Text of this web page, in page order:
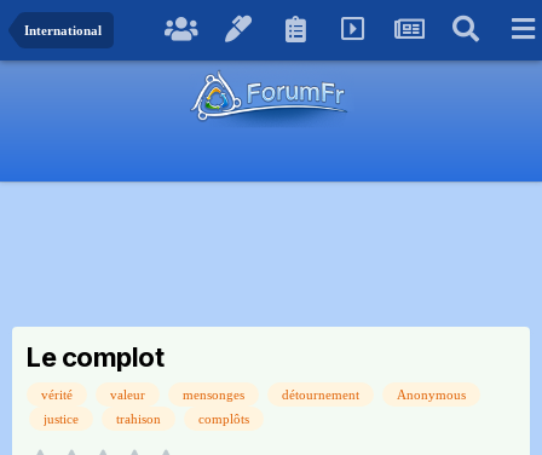
International
Le complot
vérité valeur mensonges détournement
Anonymous
justice
trahison complôts